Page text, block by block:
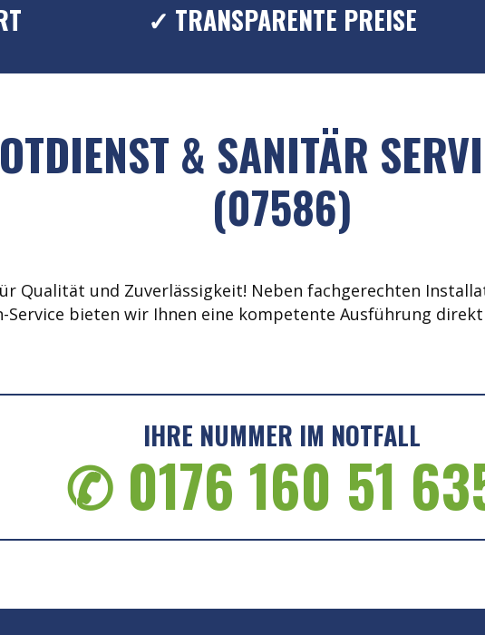
✓ TRANSPARENTE PREISE
& SANITÄR
(07586)
Qualität und Zuverlässigkeit! Neben fachgerechten
Service bieten wir Ihnen eine kompetente Ausführung
IHRE NUMMER IM NOTFALL
✆ 0176 160 51